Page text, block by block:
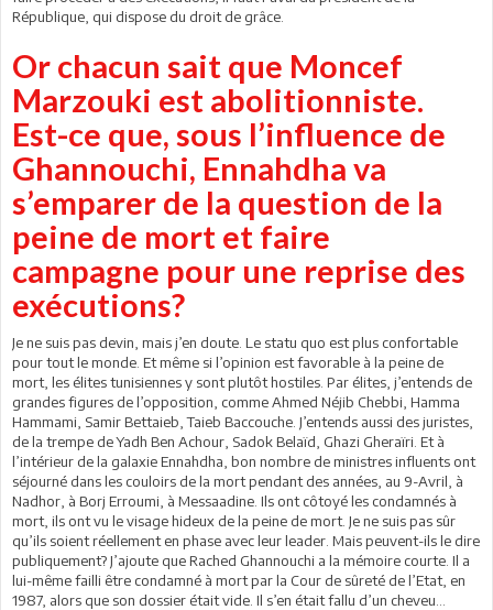
République, qui dispose du droit de grâce.
Or chacun sait que Moncef
Marzouki est abolitionniste.
Est-ce que, sous l’influence de
Ghannouchi, Ennahdha va
s’emparer de la question de la
peine de mort et faire
campagne pour une reprise des
exécutions?
Je ne suis pas devin, mais j’en doute. Le statu quo est plus confortable
pour tout le monde. Et même si l’opinion est favorable à la peine de
mort, les élites tunisiennes y sont plutôt hostiles. Par élites, j’entends de
grandes figures de l’opposition, comme Ahmed Néjib Chebbi, Hamma
Hammami, Samir Bettaieb, Taieb Baccouche. J’entends aussi des juristes,
de la trempe de Yadh Ben Achour, Sadok Belaïd, Ghazi Gheraïri. Et à
l’intérieur de la galaxie Ennahdha, bon nombre de ministres influents ont
séjourné dans les couloirs de la mort pendant des années, au 9-Avril, à
Nadhor, à Borj Erroumi, à Messaadine. Ils ont côtoyé les condamnés à
mort, ils ont vu le visage hideux de la peine de mort. Je ne suis pas sûr
qu’ils soient réellement en phase avec leur leader. Mais peuvent-ils le dire
publiquement? J’ajoute que Rached Ghannouchi a la mémoire courte. Il a
lui-même failli être condamné à mort par la Cour de sûreté de l’Etat, en
1987, alors que son dossier était vide. Il s’en était fallu d’un cheveu…